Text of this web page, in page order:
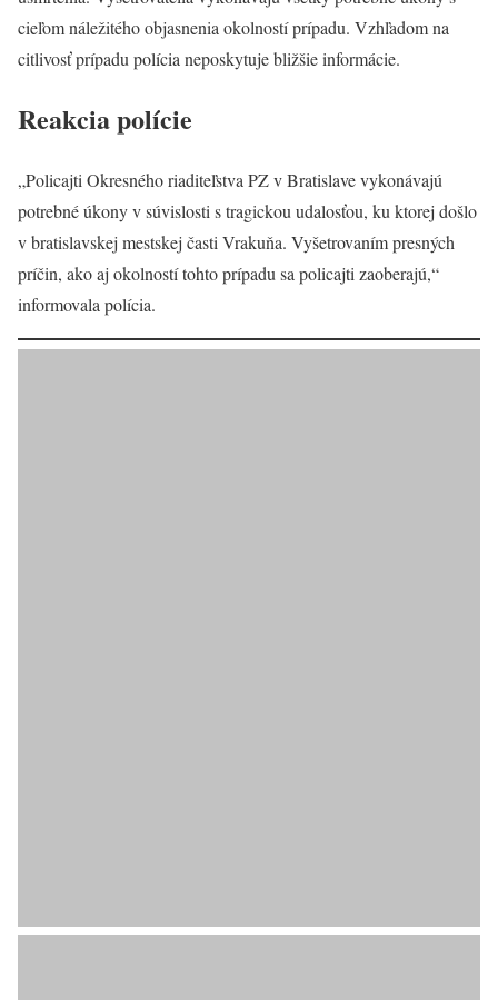
cieľom náležitého objasnenia okolností prípadu. Vzhľadom na
citlivosť prípadu polícia neposkytuje bližšie informácie.
Reakcia polície
„Policajti Okresného riaditeľstva PZ v Bratislave vykonávajú
potrebné úkony v súvislosti s tragickou udalosťou, ku ktorej došlo
v bratislavskej mestskej časti Vrakuňa. Vyšetrovaním presných
príčin, ako aj okolností tohto prípadu sa policajti zaoberajú,“
informovala polícia.